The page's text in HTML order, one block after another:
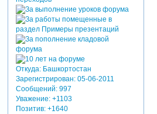
Откуда:Башкортостан
Зарегистрирован: 05-06-2011
Сообщений:997
Уважение: +1103
Позитив: +1640